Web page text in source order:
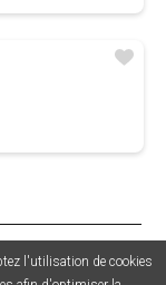
- Photos non
Grouplive - Création
l'utilisation de cookies